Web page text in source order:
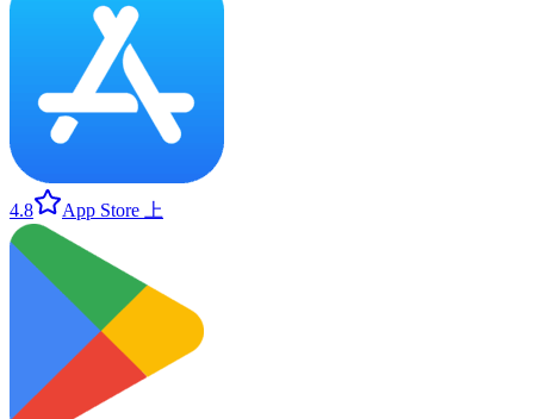
4.8 App Store 上